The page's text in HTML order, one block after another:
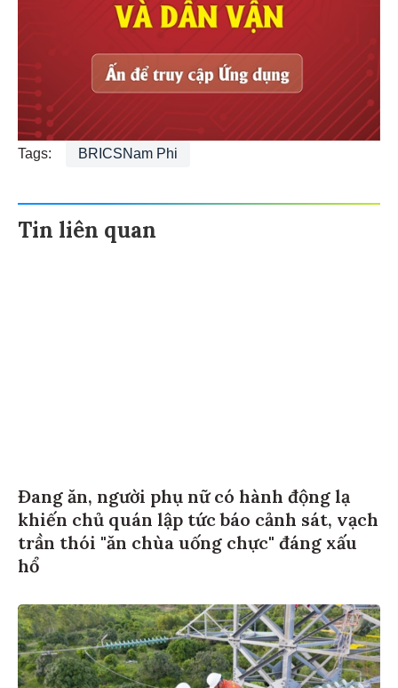
Tags: BRICSNam Phi
Tin liên quan
Đang ăn, người phụ nữ có hành động lạ
khiến chủ quán lập tức báo cảnh sát, vạch
trần thói "ăn chùa uống chực" đáng xấu
hổ